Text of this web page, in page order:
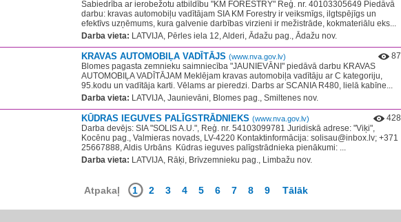
​Sabiedrība ar ierobežotu atbildību "KM FORESTRY" Reģ. nr. 40103305649 Piedāvā
darbu: kravas automobiļu vadītājam SIA KM Forestry ir veiksmīgs, ilgtspējīgs un
efektīvs uzņēmums, kura galvenie darbības virzieni ir mežistrāde, kokmateriālu eks...
Darba vieta: LATVIJA, Pērles iela 12, Alderi, Ādažu pag., Ādažu nov.
KRAVAS AUTOMOBIĻA VADĪTĀJS (www.nva.gov.lv)
87
Blomes pagasta zemnieku saimniecība "JAUNIEVĀNI" piedāvā darbu KRAVAS
AUTOMOBIĻA VADĪTĀJAM Meklējam kravas automobiļa vadītāju ar C kategoriju,
95.kodu un vadītāja karti. Vēlams ar pieredzi. Darbs ar SCANIA R480, lielā kabīne...
Darba vieta: LATVIJA, Jaunievāni, Blomes pag., Smiltenes nov.
KŪDRAS IEGUVES PALĪGSTRĀDNIEKS (www.nva.gov.lv)
428
Darba devējs: SIA "SOLIS A.U.", Reģ. nr. 54103099781 ​Juridiskā adrese: "Viķi",
Kocēnu pag., Valmieras novads, LV-4220 Kontaktinformācija: solisau@inbox.lv; +371
25667888, Aldis Urbāns ​ Kūdras ieguves palīgstrādnieka pienākumi: ...
Darba vieta: LATVIJA, Rāķi, Brīvzemnieku pag., Limbažu nov.
Atpakaļ 1 2 3 4 5 6 7 8 9 Tālāk